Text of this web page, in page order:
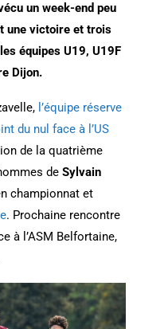
un week-end peu
une victoire et trois
équipes U19, U19F
Dijon.
l’équipe réserve
du nul face à l’US
de la quatrième
de Sylvain
championnat et
. Prochaine rencontre
à l’ASM Belfortaine,